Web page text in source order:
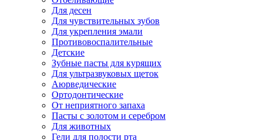
Для десен
Для чувствительных зубов
Для укрепления эмали
Противовоспалительные
Детские
Зубные пасты для курящих
Для ультразвуковых щеток
Аюрведические
Ортодонтические
От неприятного запаха
Пасты с золотом и серебром
Для животных
Гели для полости рта